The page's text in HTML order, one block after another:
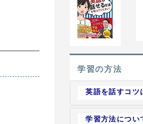
学習の方法
英語を話すコ
学習方法につ